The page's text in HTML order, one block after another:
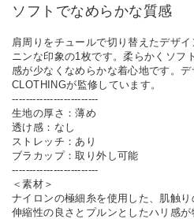
ソフトでなめらかな質感
肩周りをチュールで切り替えたデザ
ニンな印象の1枚です。柔らかくソフ
感が少なくなめらかな着心地です。
CLOTHINGが監修しています。
-------------------------
生地の厚さ：薄め
透け感：なし
ストレッチ：あり
ブラカップ：取り外し可能
-------------------------
＜素材＞
ナイロンの極細糸を使用した、肌触り
伸縮性の良さとプルンとしたハリ感が